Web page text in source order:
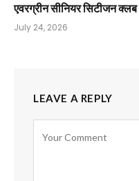
एवरग्रीन सीनियर सिटीजन
July 24, 2026
LEAVE A REPLY